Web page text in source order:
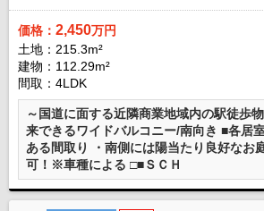
価格： 2,450万円
土地：215.3m²
建物：112.29m²
間取：4LDK
～国道に面する近隣商業地域内の駅徒歩
来できるワイドバルコニー/南向き ■各居
ある間取り ・南側には陽当たり良好なお
可！※車種による □■ＳＣＨ